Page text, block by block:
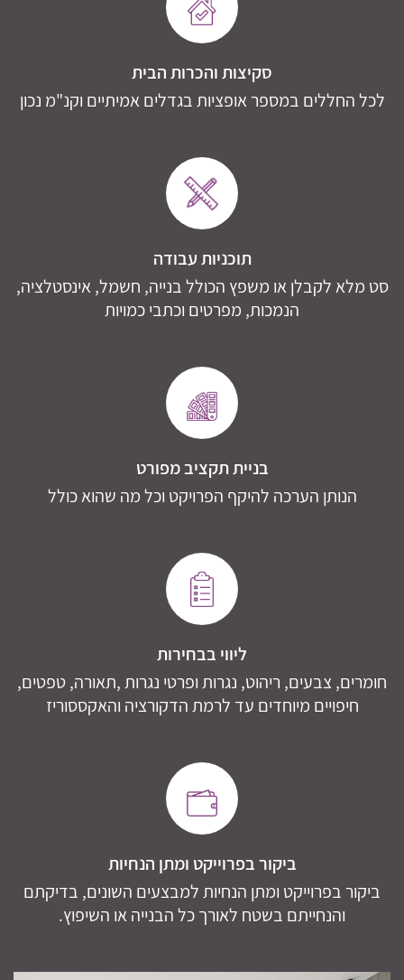
סקיצות והכרות הבית
לכל החללים במספר אופציות בגדלים אמיתיים וקנ"מ נכון
תוכניות עבודה
סט מלא לקבלן או משפץ הכולל בנייה, חשמל, אינסטלציה,
הנמכות, מפרטים וכתבי כמויות
בניית תקציב מפורט
הנותן הערכה להיקף הפרויקט וכל מה שהוא כולל
ליווי בבחירות
חומרים, צבעים, ריהוט, נגרות ופרטי נגרות ,תאורה, טפטים,
חיפויים מיוחדים עד לרמת הדקורציה והאקססוריז
ביקור בפרוייקט ומתן הנחיות
ביקור בפרוייקט ומתן הנחיות למבצעים השונים, בדיקתם
והנחייתם בשטח לאורך כל הבנייה או השיפוץ.